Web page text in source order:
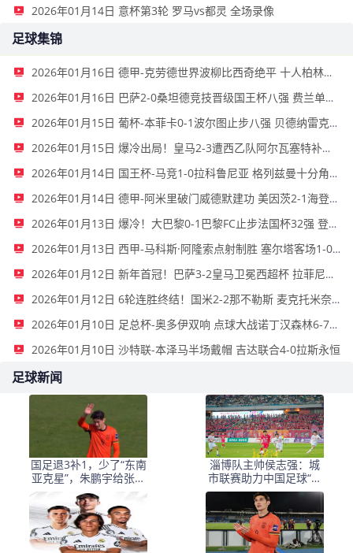
2026年01月14日 意杯第3轮 罗马vs都灵 全场录像
足球集锦
2026年01月16日 德甲-克劳德世界波柳比西奇绝平 十人柏林联合1-1奥格斯堡
2026年01月16日 巴萨2-0桑坦德竞技晋级国王杯八强 费兰单刀球破门亚马尔建功
2026年01月15日 葡杯-本菲卡0-1波尔图止步八强 贝德纳雷克制胜帕夫利季斯失良机
2026年01月15日 爆冷出局！皇马2-3遭西乙队阿尔瓦塞特补时绝杀 无缘国王杯8强
2026年01月14日 国王杯-马竞1-0拉科鲁尼亚 格列兹曼十分角任意球破门+远射中横梁
2026年01月14日 德甲-阿米里破门威德默建功 美因茨2-1海登海姆
2026年01月13日 爆冷！大巴黎0-1巴黎FC止步法国杯32强 登贝莱失单刀埃梅里中框
2026年01月13日 西甲-马科斯·阿隆索点射制胜 塞尔塔客场1-0塞维利亚
2026年01月12日 新年首冠！巴萨3-2皇马卫冕西超杯 拉菲尼亚双响维尼修斯一条龙
2026年01月12日 6轮连胜终结！国米2-2那不勒斯 麦克托米奈双响恰20点射孔蒂染红
2026年01月10日 足总杯-奥多伊双响 点球大战诺丁汉森林6-7雷克瑟姆
2026年01月10日 沙特联-本泽马半场戴帽 吉达联合4-0拉斯永恒
足球新闻
国足退3补1，少了“东南
亚克星”，朱鹏宇给张玉
宁当替补 防线不稳
淄博队主帅侯志强：城
市联赛助力中国足球“基
础建设”｜专访